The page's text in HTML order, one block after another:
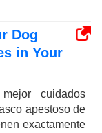
Dog
in Your
cuidados
apestoso de
exactamente